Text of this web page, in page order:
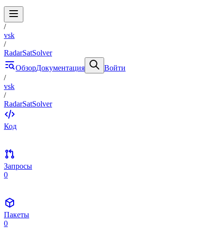
/
vsk
/
RadarSatSolver
ОбзорДокументация
Войти
/
vsk
/
RadarSatSolver
Код
Запросы
0
Пакеты
0